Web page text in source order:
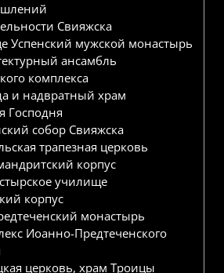
Свияжска
Успенский мужской монастырь
ансамбль
комплекса
и надвратный храм
Господня
собор Свияжска
трапезная церковь
корпус
училище
корпус
монастырь
Иоанно-Предтеченского
церковь, храм Троицы